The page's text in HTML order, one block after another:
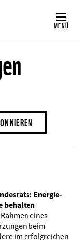
MENÜ
Energie-
behalten
eines
beim
im erfolgreichen